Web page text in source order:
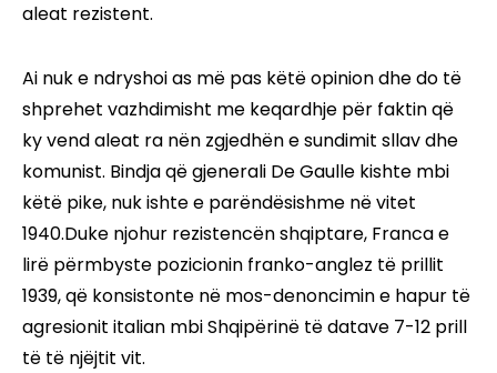
aleat rezistent.
Ai nuk e ndryshoi as më pas këtë opinion dhe do të
shprehet vazhdimisht me keqardhje për faktin që
ky vend aleat ra nën zgjedhën e sundimit sllav dhe
komunist. Bindja që gjenerali De Gaulle kishte mbi
këtë pike, nuk ishte e parëndësishme në vitet
1940.Duke njohur rezistencën shqiptare, Franca e
lirë përmbyste pozicionin franko-anglez të prillit
1939, që konsistonte në mos-denoncimin e hapur të
agresionit italian mbi Shqipërinë të datave 7-12 prill
të të njëjtit vit.